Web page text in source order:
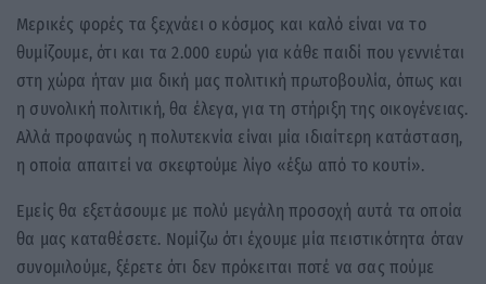
Μερικές φορές τα ξεχνάει ο κόσμος και καλό είναι να το
θυμίζουμε, ότι και τα 2.000 ευρώ για κάθε παιδί που γεννιέται
στη χώρα ήταν μια δική μας πολιτική πρωτοβουλία, όπως και
η συνολική πολιτική, θα έλεγα, για τη στήριξη της οικογένειας.
Αλλά προφανώς η πολυτεκνία είναι μία ιδιαίτερη κατάσταση,
η οποία απαιτεί να σκεφτούμε λίγο «έξω από το κουτί».
Εμείς θα εξετάσουμε με πολύ μεγάλη προσοχή αυτά τα οποία
θα μας καταθέσετε. Νομίζω ότι έχουμε μία πειστικότητα όταν
συνομιλούμε, ξέρετε ότι δεν πρόκειται ποτέ να σας πούμε